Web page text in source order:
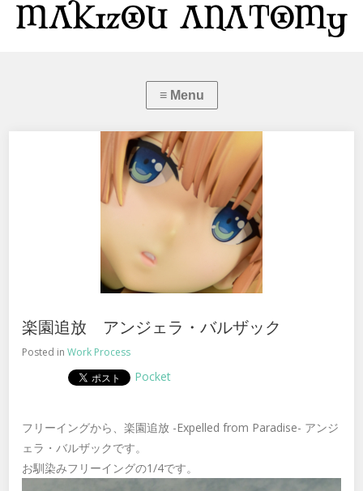
楽園追放 アンジェラ・バルザック
Posted inWork Process
Pocket
フリーイングから、楽園追放 -Expelled from Paradise- アンジ
ェラ・バルザックです。
お馴染みフリーイングの1/4です。